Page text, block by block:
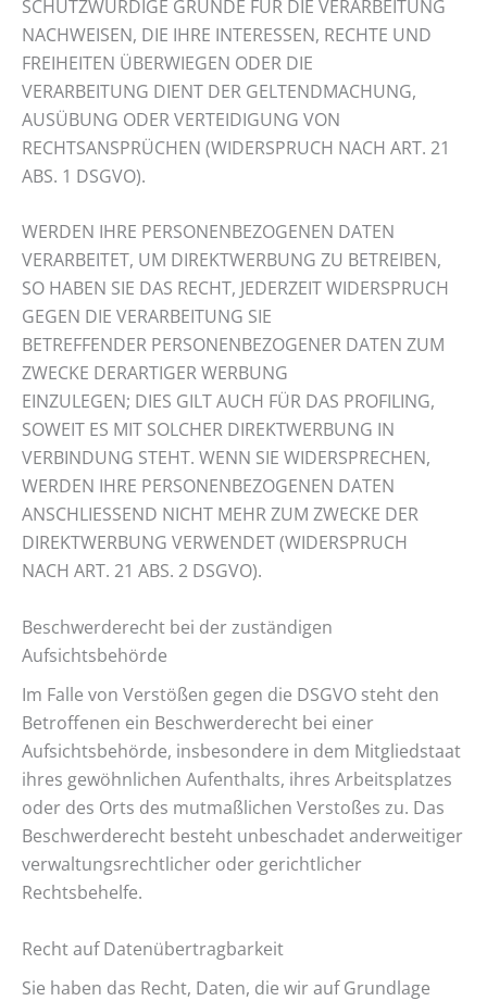
SCHUTZWÜRDIGE GRÜNDE FÜR DIE VERARBEITUNG
NACHWEISEN, DIE IHRE INTERESSEN, RECHTE UND
FREIHEITEN ÜBERWIEGEN ODER DIE
VERARBEITUNG DIENT DER GELTENDMACHUNG,
AUSÜBUNG ODER VERTEIDIGUNG VON
RECHTSANSPRÜCHEN (WIDERSPRUCH NACH ART. 21
ABS. 1 DSGVO).
WERDEN IHRE PERSONENBEZOGENEN DATEN
VERARBEITET, UM DIREKTWERBUNG ZU BETREIBEN,
SO HABEN SIE DAS RECHT, JEDERZEIT WIDERSPRUCH
GEGEN DIE VERARBEITUNG SIE
BETREFFENDER PERSONENBEZOGENER DATEN ZUM
ZWECKE DERARTIGER WERBUNG
EINZULEGEN; DIES GILT AUCH FÜR DAS PROFILING,
SOWEIT ES MIT SOLCHER DIREKTWERBUNG IN
VERBINDUNG STEHT. WENN SIE WIDERSPRECHEN,
WERDEN IHRE PERSONENBEZOGENEN DATEN
ANSCHLIESSEND NICHT MEHR ZUM ZWECKE DER
DIREKTWERBUNG VERWENDET (WIDERSPRUCH
NACH ART. 21 ABS. 2 DSGVO).
Beschwerderecht bei der zuständigen
Aufsichtsbehörde
Im Falle von Verstößen gegen die DSGVO steht den
Betroffenen ein Beschwerderecht bei einer
Aufsichtsbehörde, insbesondere in dem Mitgliedstaat
ihres gewöhnlichen Aufenthalts, ihres Arbeitsplatzes
oder des Orts des mutmaßlichen Verstoßes zu. Das
Beschwerderecht besteht unbeschadet anderweitiger
verwaltungsrechtlicher oder gerichtlicher
Rechtsbehelfe.
Recht auf Datenübertragbarkeit
Sie haben das Recht, Daten, die wir auf Grundlage